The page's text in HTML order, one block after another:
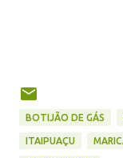
BOTIJÃO DE GÁS
ITAIPUAÇU